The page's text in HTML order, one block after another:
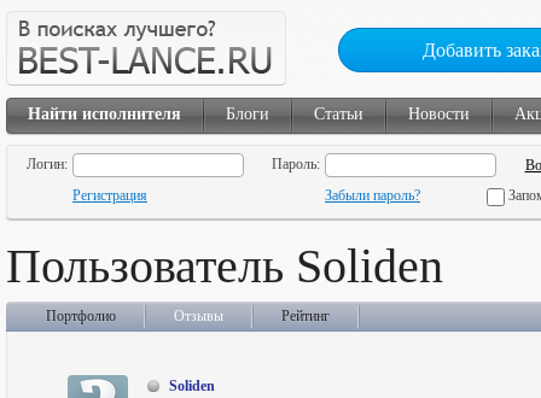
Добавить
Найти исполнителя Блоги Статьи Новости
Логин:
Пароль:
Регистрация
Забыли пароль?
Пользователь Soliden
Портфолио Отзывы Рейтинг
Soliden